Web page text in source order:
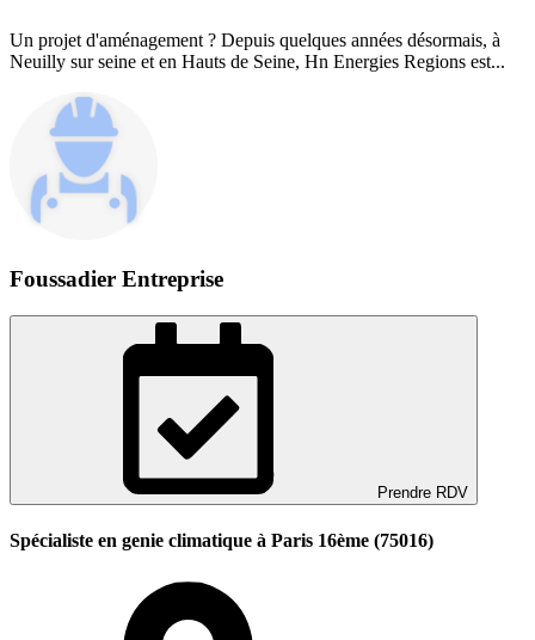
Un projet d'aménagement ? Depuis quelques années désormais, à
Neuilly sur seine et en Hauts de Seine, Hn Energies Regions est...
Foussadier Entreprise
Prendre RDV
Spécialiste en genie climatique à Paris 16ème (75016)